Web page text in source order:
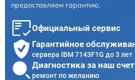
предоставляем гарантию.
Официальный сервис
Гарантийное
сервера IBM 7143F1G до 3 лет
Диагностика за наш
ремонт по желанию